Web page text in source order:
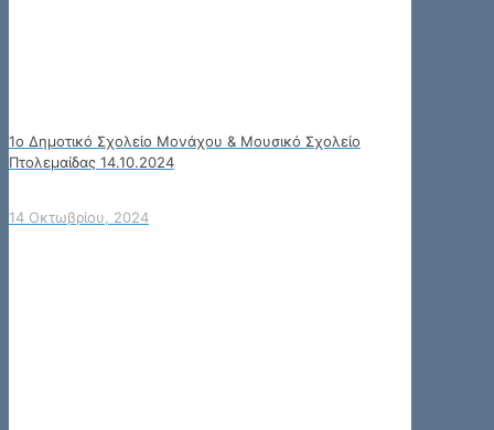
1ο Δημοτικό Σχολείο Μονάχου & Μουσικό Σχολείο
Πτολεμαίδας 14.10.2024
14 Οκτωβρίου, 2024